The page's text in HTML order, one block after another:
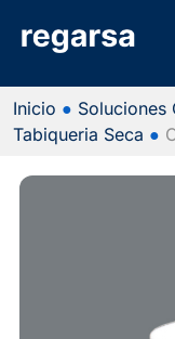
Inicio ● Soluciones
Tabiqueria Seca ●